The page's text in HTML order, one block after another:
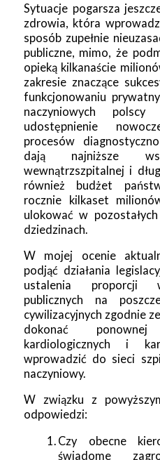
Sytuacje pogarsza
zdrowia, która
sposób zupełnie
publiczne, mimo, że
opieką kilkanaście
zakresie znaczące
funkcjonowaniu
naczyniowych polscy
udostępnienie
procesów
dają najniższe
wewnątrzszpitalnej i
również budżet
rocznie kilkaset
ulokować w
dziedzinach.
W mojej ocenie
podjąć działania
ustalenia proporcji
publicznych na
cywilizacyjnych zgodnie
dokonać
kardiologicznych i
wprowadzić do sieci
naczyniowy.
W związku z
odpowiedzi:
Czy obecne
świadome